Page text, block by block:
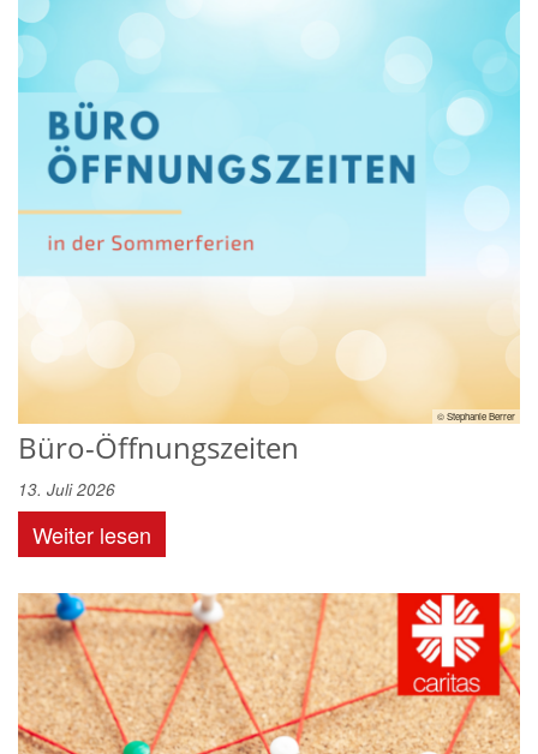
© Stephanie Berrer
Büro-Öffnungszeiten
13. Juli 2026
Weiter lesen